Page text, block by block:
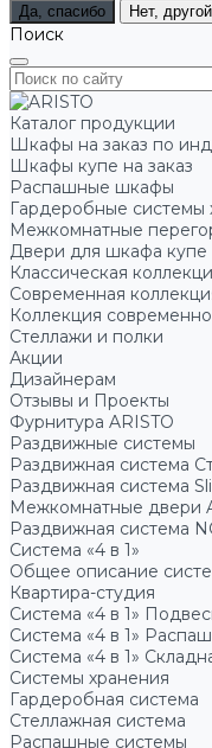
Да, спасибо Нет, другой
Поиск
Каталог продукции
Шкафы на заказ по
Шкафы купе на заказ
Распашные шкафы
Гардеробные системы
Межкомнатные
Двери для шкафа купе
Классическая
Современная
Коллекция
Стеллажи и полки
Акции
Дизайнерам
Отзывы и Проекты
Фурнитура ARISTO
Раздвижные системы
Раздвижная система
Раздвижная система
Межкомнатные двери
Раздвижная система
Система «4 в 1»
Общее описание
Квартира-студия
Система «4 в 1»
Система «4 в 1»
Система «4 в 1»
Системы хранения
Гардеробная система
Стеллажная система
Распашные системы